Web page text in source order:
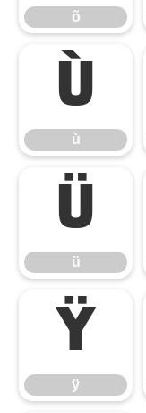
õ
ù
ù
ü
ü
ÿ
ÿ